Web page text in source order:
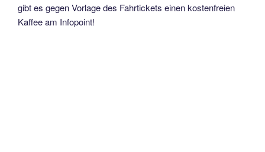
gibt es gegen Vorlage des Fahrtickets einen kostenfreien
Kaffee am Infopoint!